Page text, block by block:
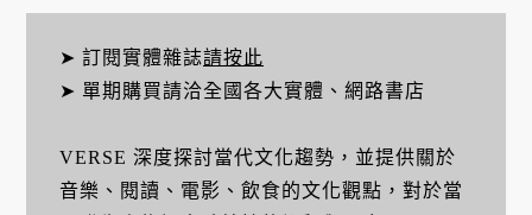
➤ 訂閱實體雜誌請按此
➤ 單期購買請洽全國各大實體、網路書店
VERSE 深度探討當代文化趨勢，並提供關於
音樂、閱讀、電影、飲食的文化觀點，對於當